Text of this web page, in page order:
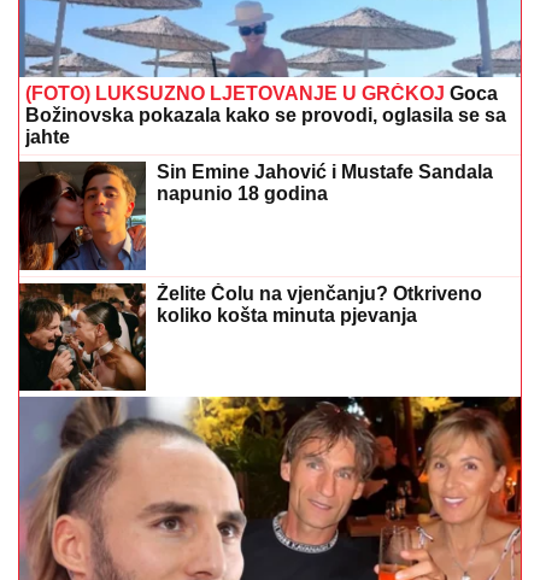
(FOTO) LUKSUZNO LJETOVANJE U GRČKOJ Goca
Božinovska pokazala kako se provodi, oglasila se sa
jahte
Sin Emine Jahović i Mustafe Sandala
napunio 18 godina
Želite Čolu na vjenčanju? Otkriveno
koliko košta minuta pjevanja